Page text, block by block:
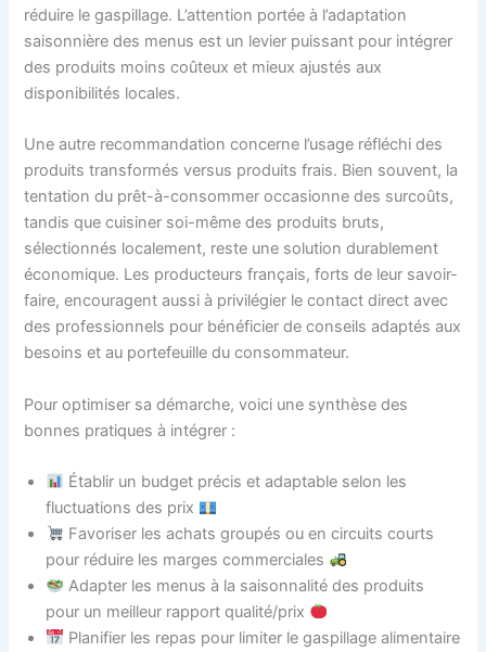
réduire le gaspillage. L’attention portée à l’adaptation
saisonnière des menus est un levier puissant pour intégrer
des produits moins coûteux et mieux ajustés aux
disponibilités locales.
Une autre recommandation concerne l’usage réfléchi des
produits transformés versus produits frais. Bien souvent, la
tentation du prêt-à-consommer occasionne des surcoûts,
tandis que cuisiner soi-même des produits bruts,
sélectionnés localement, reste une solution durablement
économique. Les producteurs français, forts de leur savoir-
faire, encouragent aussi à privilégier le contact direct avec
des professionnels pour bénéficier de conseils adaptés aux
besoins et au portefeuille du consommateur.
Pour optimiser sa démarche, voici une synthèse des
bonnes pratiques à intégrer :
Établir un budget précis et adaptable selon les
fluctuations des prix
Favoriser les achats groupés ou en circuits courts
pour réduire les marges commerciales
Adapter les menus à la saisonnalité des produits
pour un meilleur rapport qualité/prix
Planifier les repas pour limiter le gaspillage alimentaire